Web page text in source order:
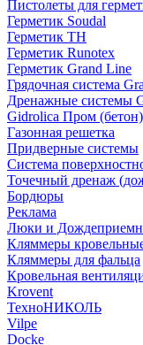
Пистолеты для
Герметик Soudal
Герметик ТН
Герметик Runotex
Герметик Grand Line
Грядочная система
Дренажные системы
Gidrolica Пром (бетон)
Газонная решетка
Придверные системы
Система
Точечный дренаж
Бордюры
Рекламa
Люки и
Кляммеры
Кляммеры для фальца
Кровельная
Krovent
ТехноНИКОЛЬ
Vilpe
Docke